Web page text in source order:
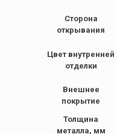
Сторона
открывания
Цвет внутренней
отделки
Внешнее
покрытие
Толщина
металла, мм